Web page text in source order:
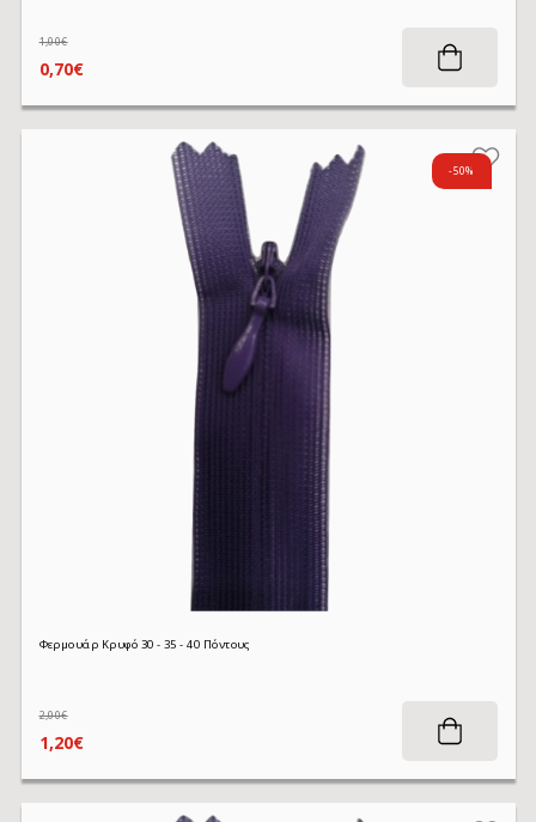
0,70€
1,00€
-50%
Φερμουάρ Κρυφό 30 - 35 - 40 Πόντους
1,20€
2,00€